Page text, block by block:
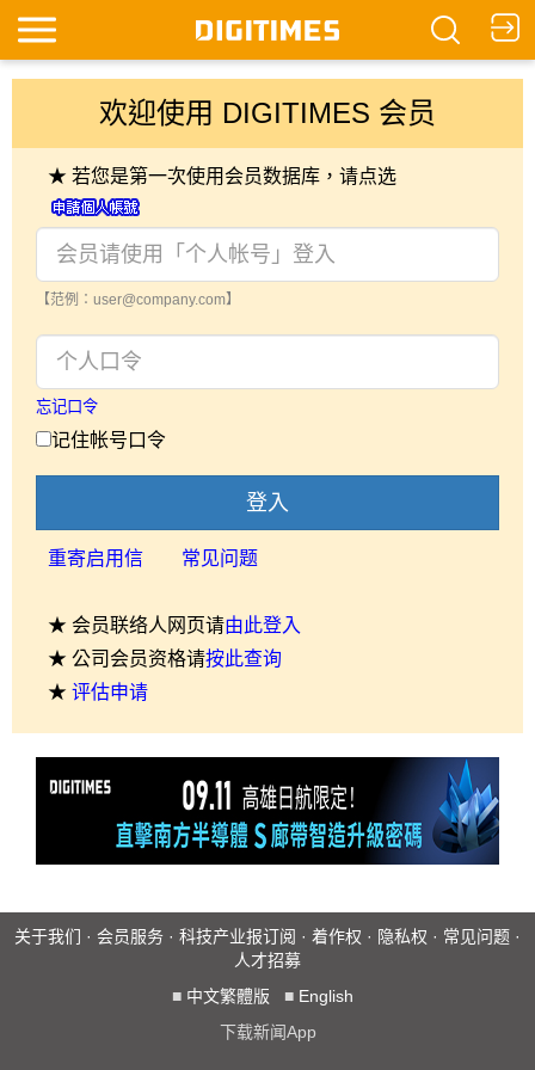
欢迎使用 DIGITIMES 会员
★ 若您是第一次使用会员数据库，请点选
【范例：user@company.com】
忘记口令
记住帐号口令
登入
重寄启用信 常见问题
★ 会员联络人网页请由此登入
★ 公司会员资格请按此查询
★ 评估申请
关于我们 · 会员服务 · 科技产业报订阅 · 着作权 · 隐私权 · 常见问题 ·
人才招募
■ 中文繁體版 ■ English
下载新闻App